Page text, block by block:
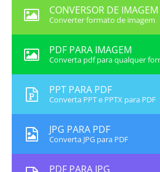
CONVERSOR DE IMAGEM
Converter formato de imagem
PDF PARA IMAGEM
Converta pdf para qualquer
PPT PARA PDF
Converta PPT e PPTX para PDF
JPG PARA PDF
Converta JPG para PDF
PDF PARA JPG